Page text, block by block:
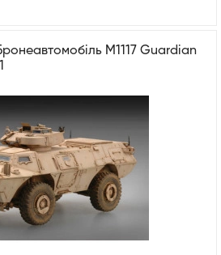
M1117 Guardian